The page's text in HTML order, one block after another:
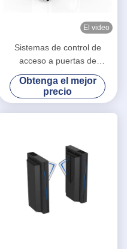
El video
Sistemas de control de
acceso a puertas de
gimnasios con volante con
colgadura y velocidad de
aprobación de 35
personas/minuto
Obtenga el mejor
precio